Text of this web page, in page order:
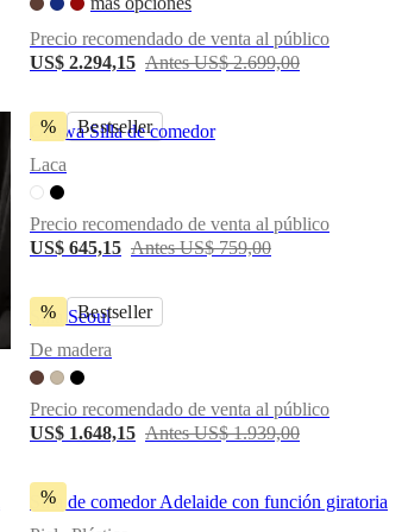
Precio recomendado de venta al público
US$ 2.294,15 Antes US$ 2.699,00
% Bestseller
Ottawa Silla de comedor
Laca
Precio recomendado de venta al público
US$ 645,15 Antes US$ 759,00
% Bestseller
Silla Seoul
De madera
Precio recomendado de venta al público
US$ 1.648,15 Antes US$ 1.939,00
%
Silla de comedor Adelaide con función giratoria